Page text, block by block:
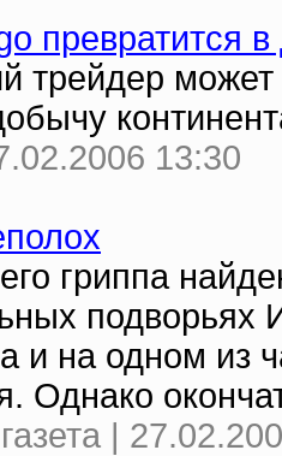
трейдер может
13:30
гриппа
подворьях
и на одном из
Однако
|